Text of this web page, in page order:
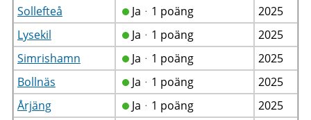
Sollefteå Jaᆞ1 poäng
2025
Lysekil
Jaᆞ1 poäng
2025
Simrishamn
Jaᆞ1 poäng
2025
Bollnäs
Jaᆞ1 poäng
2025
Årjäng
Jaᆞ1 poäng
2025